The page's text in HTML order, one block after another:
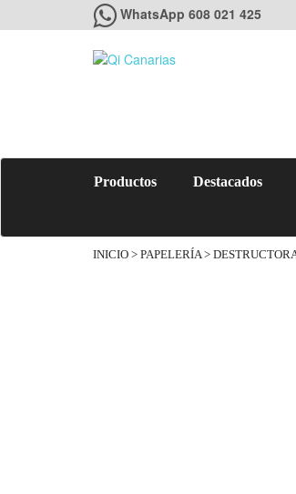
WhatsApp 608 021 425
Productos Destacados
INICIO > PAPELERÍA>